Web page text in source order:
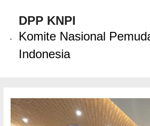
kontenDPP KNPI
Komite Nasional
Indonesia